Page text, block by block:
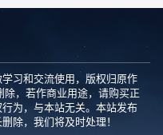
High
2020-08-31
15:15:55
习和交流使用，版权归原作
，若作商业用途，请购买正
为，与本站无关。本站发布
除，我们将及时处理！